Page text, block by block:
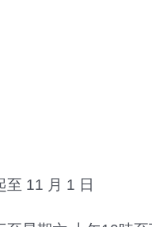
至 11 月 1 日